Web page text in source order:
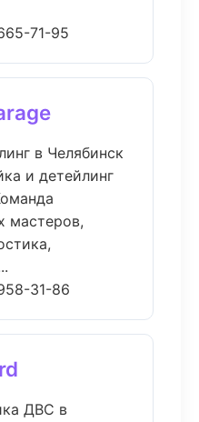
71-95
в Челябинск
и детейлинг
мастеров,
31-86
ДВС в